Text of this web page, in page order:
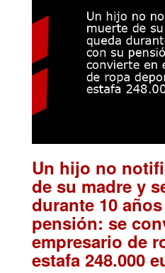
Un hijo no
de su madre y
durante 10
pensión: se
empresario de
estafa 248.000